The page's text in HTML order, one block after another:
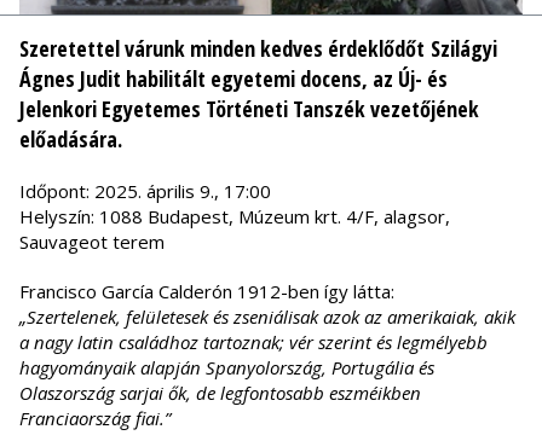
Szeretettel várunk minden kedves érdeklődőt Szilágyi
Ágnes Judit habilitált egyetemi docens, az Új- és
Jelenkori Egyetemes Történeti Tanszék vezetőjének
előadására.
Időpont: 2025. április 9., 17:00
Helyszín: 1088 Budapest, Múzeum krt. 4/F, alagsor,
Sauvageot terem
Francisco García Calderón 1912-ben így látta:
„Szertelenek, felületesek és zseniálisak azok az amerikaiak, akik
a nagy latin család­hoz tartoznak; vér szerint és legmélyebb
hagyományaik alapján Spanyolország, Por­tugália és
Olaszország sarjai ők, de legfontosabb eszméikben
Franciaország fiai.”